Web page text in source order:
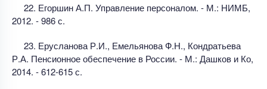
22. Егоршин А.П. Управление персоналом. - М.: НИМБ,
2012. - 986 с.
23. Ерусланова Р.И., Емельянова Ф.Н., Кондратьева
Р.А. Пенсионное обеспечение в России. - М.: Дашков и Ко,
2014. - 612-615 с.